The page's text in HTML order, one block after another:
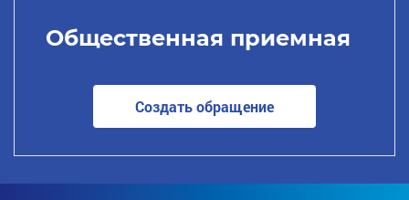
Общественная приемная
Создать обращение